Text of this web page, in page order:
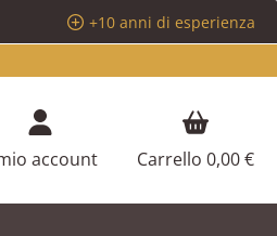
+10 anni di esperienza
nella lista dei desideri
account Carrello 0,00 €